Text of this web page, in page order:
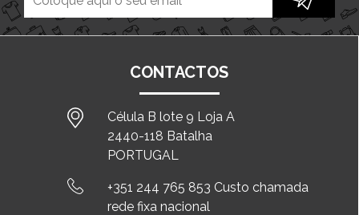
CONTACTOS
Célula B lote 9 Loja A
2440-118 Batalha
PORTUGAL
+351 244 765 853 Custo chamada
rede fixa nacional